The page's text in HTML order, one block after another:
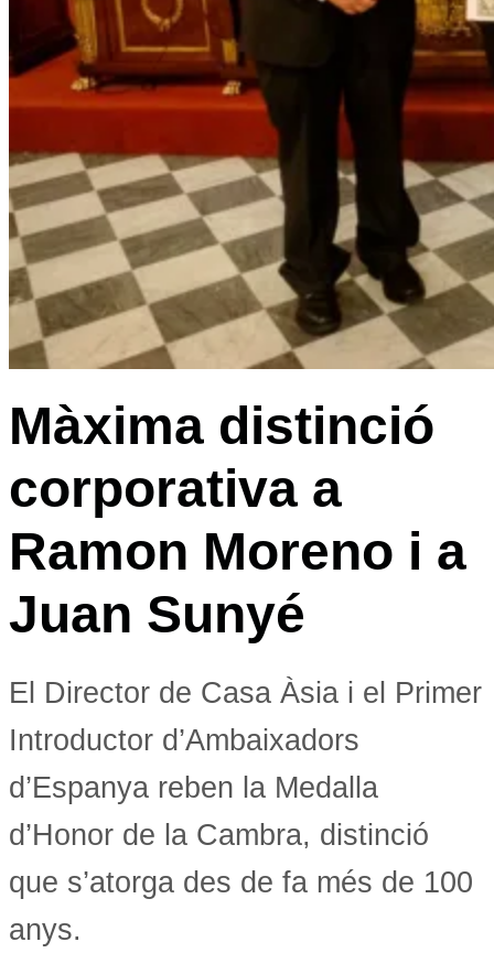
Màxima distinció
corporativa a
Ramon Moreno i a
Juan Sunyé
El Director de Casa Àsia i el Primer
Introductor d’Ambaixadors
d’Espanya reben la Medalla
d’Honor de la Cambra, distinció
que s’atorga des de fa més de 100
anys.